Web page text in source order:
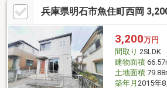
りません！！】フルローンをご希望の方、勤
営業の方、外国籍の方、また現在の他の借
んなお悩みもご相談下さい。提携銀行がた
理のない資金計画をご提案させていただき
相談ください。
兵庫県明石市魚住町西岡
3,200万円
間取り 2SLDK
建物面積
土地面積
築年月 2015年